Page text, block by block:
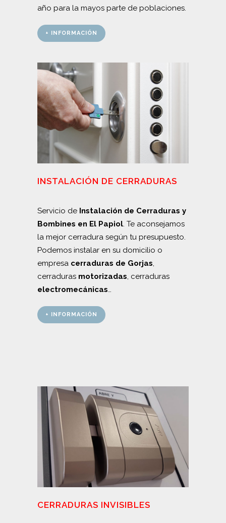
año para la mayos parte de poblaciones.
+ INFORMACIÓN
INSTALACIÓN DE CERRADURAS
Servicio de Instalación de Cerraduras y
Bombines en El Papiol. Te aconsejamos
la mejor cerradura según tu presupuesto.
Podemos instalar en su domicilio o
empresa cerraduras de Gorjas,
cerraduras motorizadas, cerraduras
electromecánicas…
+ INFORMACIÓN
CERRADURAS INVISIBLES